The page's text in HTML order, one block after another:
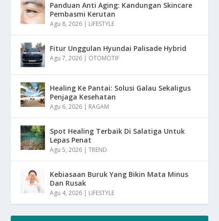
Panduan Anti Aging: Kandungan Skincare
Pembasmi Kerutan
Agu 8, 2026 | LIFESTYLE
Fitur Unggulan Hyundai Palisade Hybrid
Agu 7, 2026 | OTOMOTIF
Healing Ke Pantai: Solusi Galau Sekaligus
Penjaga Kesehatan
Agu 6, 2026 | RAGAM
Spot Healing Terbaik Di Salatiga Untuk
Lepas Penat
Agu 5, 2026 |TREND
Kebiasaan Buruk Yang Bikin Mata Minus
Dan Rusak
Agu 4, 2026 | LIFESTYLE